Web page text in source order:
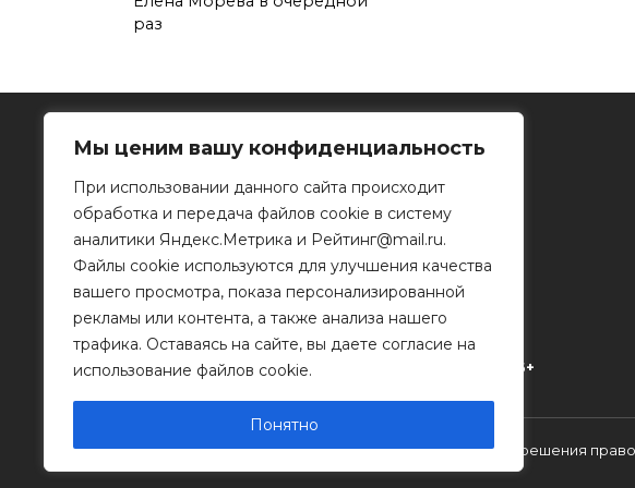
Мы ценим вашу конфиденциальность
При использовании данного сайта происходит
обработка и передача файлов cookie в систему
аналитики Яндекс.Метрика и Рейтинг@mail.ru.
Файлы cookie используются для улучшения качества
вашего просмотра, показа персонализированной
рекламы или контента, а также анализа нашего
трафика. Оставаясь на сайте, вы даете согласие на
использование файлов cookie.
Понятно
раз
Рязанское информационное агентство
390023, г. Рязань, ул. Горького, д. 32
Телефон: 8 (4912) 46-34-04
Информационные материалы предоставлены
для размещения на сайте их правообладателями.
16+
© 2011 - 2026 Копирование информации только с разрешения